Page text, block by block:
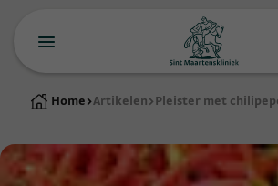
Home >Artikelen > Pleister met